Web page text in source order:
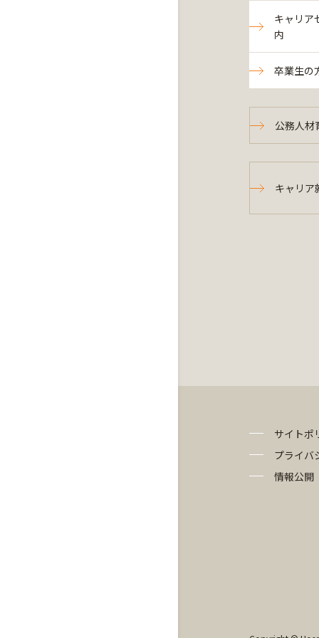
キャリア
内
卒業生の
公務人材
キャリア
サイトポ
プライバ
情報公開